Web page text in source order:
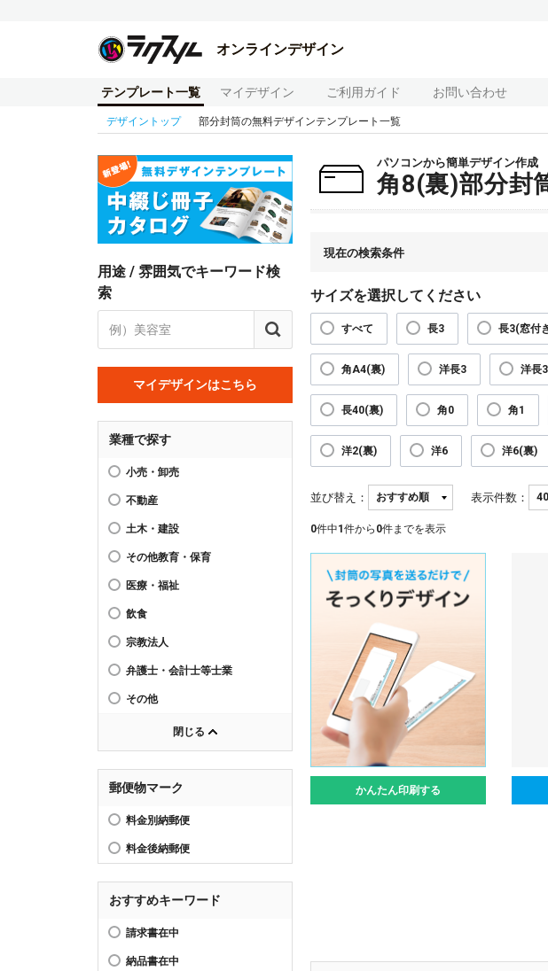
オンラインデザイン
テンプレート一覧 マイデザイン ご利用ガイド お問い合わせ
デザイントップ 部分封筒の無料デザインテンプレート一覧
用途 / 雰囲気でキーワード検
索
マイデザインはこちら
業種で探す
小売・卸売
不動産
土木・建設
その他教育・保育
医療・福祉
飲食
宗教法人
弁護士・会計士等士業
その他
閉じる
郵便物マーク
料金別納郵便
料金後納郵便
おすすめキーワード
請求書在中
納品書在中
パソコンから簡単デザイン作成
角8(裏)部分封
現在の検索条件
サイズを選択してください
すべて 長3 長3(窓付
角A4(裏) 洋長3 洋長
長40(裏) 角0 角1
洋2(裏) 洋6 洋6(裏)
並び替え： 表示件数：
0件中1 件から 0件までを表示
かんたん印刷する